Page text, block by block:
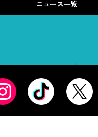
ニュース一覧